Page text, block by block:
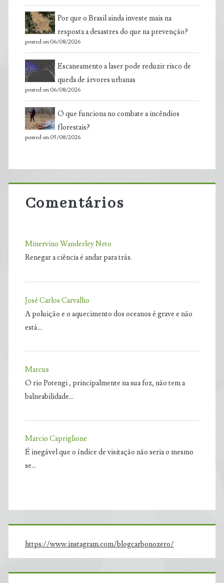
Por que o Brasil ainda investe mais na
resposta a desastres do que na prevenção?
posted on 06/08/2026
Escaneamento a laser pode reduzir risco de
queda de árvores urbanas
posted on 06/08/2026
O que funciona no combate a incêndios
florestais?
posted on 05/08/2026
Comentários
Minervino Wanderley Neto
Renegar a ciência é andar para trás.
José Carlos Carvalho
A poluição e o aquecimento dos oceanos é grave e não
está…
Marcus
O rio Potengi , principalmente na sua foz, não tem a
balneabilidade…
Marcio Capriglione
É inegável que o índice de visitação não seria o mesmo
se…
https://www.instagram.com/blogcarbonozero/